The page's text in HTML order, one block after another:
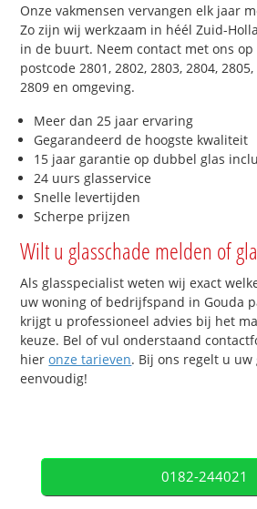
Onze vakmensen vervangen elk jaar
Zo zijn wij werkzaam in héél Zuid-
in de buurt. Neem contact met ons
postcode 2801, 2802, 2803, 2804,
2809 en omgeving.
Meer dan 25 jaar ervaring
Gegarandeerd de hoogste kwaliteit
15 jaar garantie op dubbel glas
24 uurs glasservice
Snelle levertijden
Scherpe prijzen
Wilt u glasschade melden of
Als glasspecialist weten wij exact
uw woning of bedrijfspand in Gouda
krijgt u professioneel advies bij het
keuze. Bel of vul onderstaand
hieronze tarieven. Bij ons regelt u uw
eenvoudig!
0182-244021